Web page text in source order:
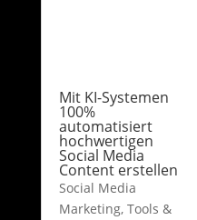
Mit KI-Systemen
100%
automatisiert
hochwertigen
Social Media
Content erstellen
Social Media
Marketing, Tools &